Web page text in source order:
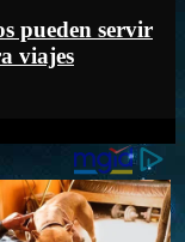
pueden servir
viajes